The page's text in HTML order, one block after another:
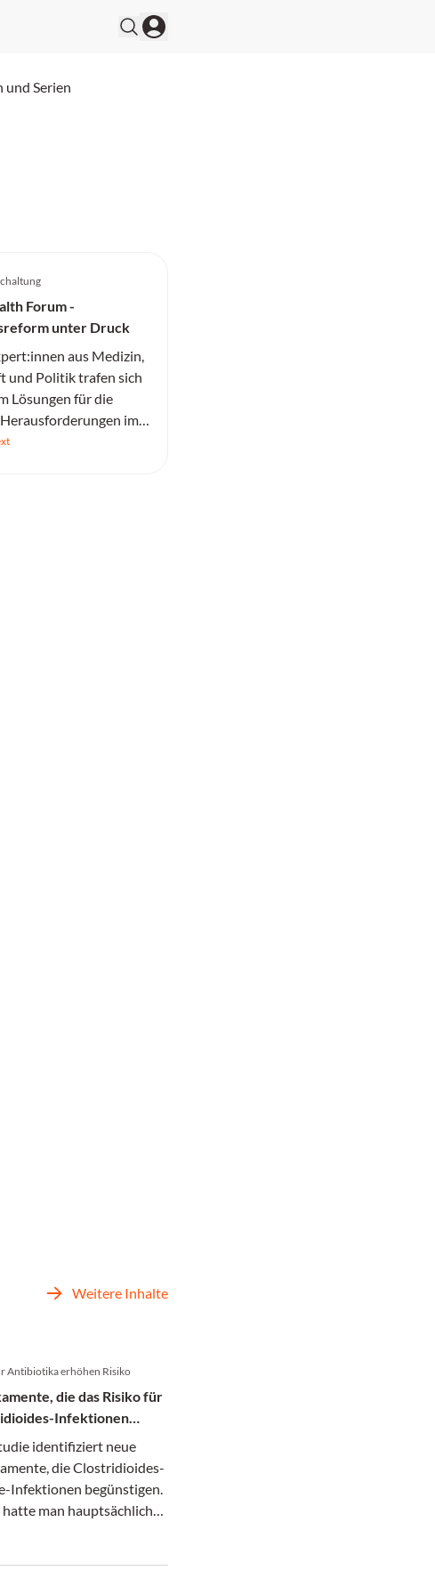
und Serien
Forum -
unter Druck
aus Medizin,
und Politik trafen sich
Lösungen für die
im
zu erarbeiten.
Weitere Inhalte
Antibiotika erhöhen Risiko
die das Risiko für
Infektionen
identifiziert neue
die Clostridioides-
Infektionen begünstigen.
hatte man hauptsächlich